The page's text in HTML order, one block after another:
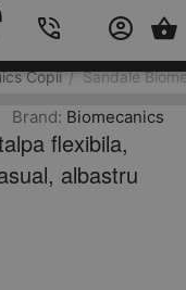
Copii / Sandale
Brand: Biomecanics
flexibila,
albastru